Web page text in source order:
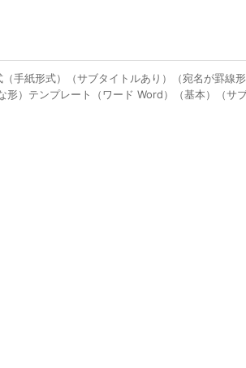
手紙形式）（サブタイトルあり）（宛名が罫線
）テンプレート（ワード Word）（基本）（